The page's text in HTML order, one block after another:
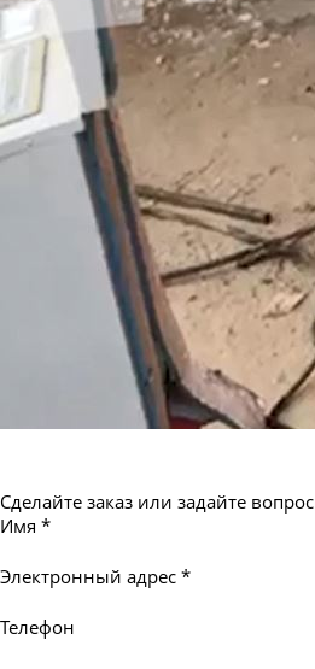
Сделайте заказ или задайте вопрос
Имя *
Электронный адрес *
Телефон